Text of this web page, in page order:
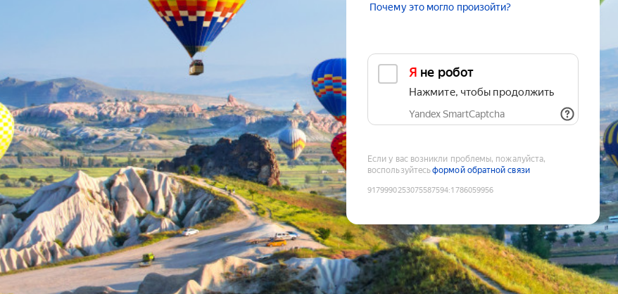
Почему это могло произойти?
Я не робот
Нажмите, чтобы продолжить
Yandex SmartCaptcha
Если у вас возникли проблемы, пожалуйста,
воспользуйтесьформой обратной связи
9179990253075587594:1786059956